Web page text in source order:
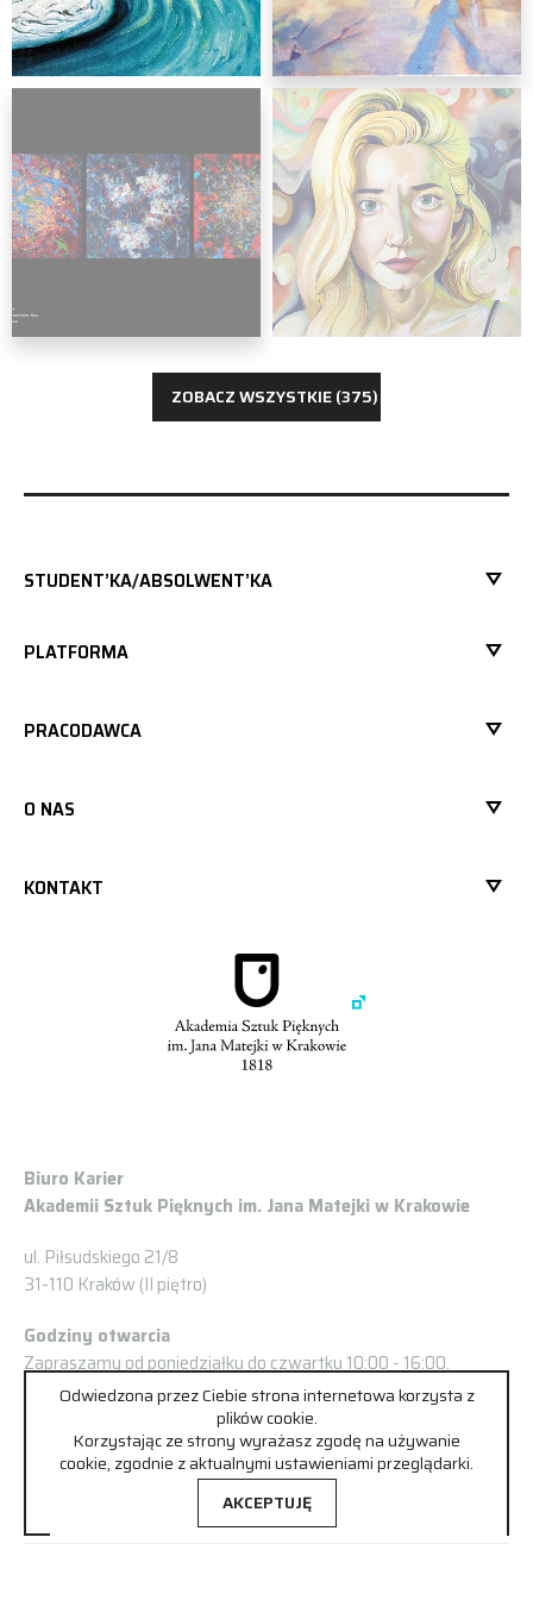
malarstwo
Martyna Bielak
Rafał Gawlik
ZOBACZ WSZYSTKIE (375)
STUDENT’KA/ABSOLWENT’KA
PLATFORMA
PRACODAWCA
O NAS
KONTAKT
Biuro Karier
Akademii Sztuk Pięknych im. Jana Matejki w Krakowie
ul. Piłsudskiego 21/8
31-110 Kraków (II piętro)
Godziny otwarcia
Zapraszamy od poniedziałku do czwartku 10:00 - 16:00.
Prosimy o wcześniejsze umówienie spotkania:
Tel/fax.: +48 504 929 074
kariery@asp.krakow.pl
Odwiedzona przez Ciebie strona internetowa korzysta z
plików cookie.
Korzystając ze strony wyrażasz zgodę na używanie
cookie, zgodnie z aktualnymi ustawieniami przeglądarki.
AKCEPTUJĘ